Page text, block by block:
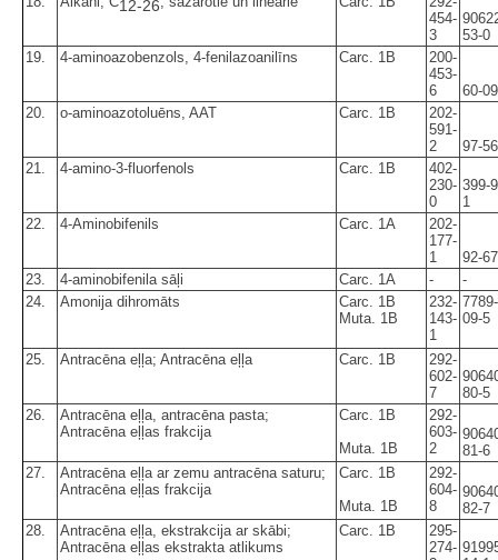
12-26
454-
3
53-0
19.
4-aminoazobenzols, 4-fenilazoanilīns Carc. 1B
200-
453-
6
60-
20.
o-aminoazotoluēns, AAT Carc. 1B
202-
591-
2
97-
21.
4-amino-3-fluorfenols Carc. 1B
402-
230-
0
399-
1
22.
4-Aminobifenils Carc. 1A
202-
177-
1
92-
23.
4-aminobifenila sāļi Carc. 1A -
-
24.
Amonija dihromāts
Carc. 1B
Muta. 1B
232-
143-
1
7789-
09-5
25. Antracēna eļļa; Antracēna eļļa Carc. 1B
292-
602-
7
80-5
26.
Antracēna eļļa, antracēna pasta;
Antracēna eļļas frakcija
Carc. 1B
Muta. 1B
292-
603-
2
81-6
27.
Antracēna eļļa ar zemu antracēna saturu;
Antracēna eļļas frakcija
Carc. 1B
Muta. 1B
292-
604-
8
82-7
28.
Antracēna eļļa, ekstrakcija ar skābi;
Antracēna eļļas ekstrakta atlikums
Carc. 1B
295-
274-